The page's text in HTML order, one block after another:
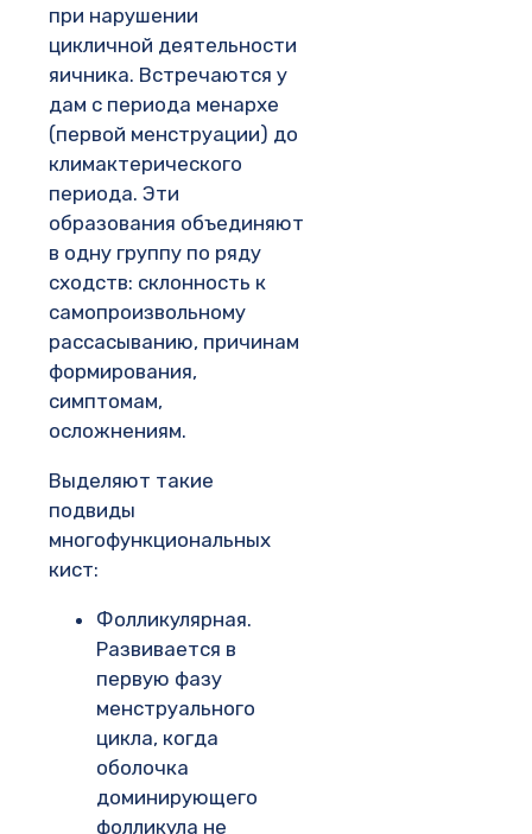
при нарушении
цикличной деятельности
яичника. Встречаются у
дам с периода менархе
(первой менструации) до
климактерического
периода. Эти
образования объединяют
в одну группу по ряду
сходств: склонность к
самопроизвольному
рассасыванию, причинам
формирования,
симптомам,
осложнениям.
Выделяют такие
подвиды
многофункциональных
кист:
Фолликулярная.
Развивается в
первую фазу
менструального
цикла, когда
оболочка
доминирующего
фолликула не